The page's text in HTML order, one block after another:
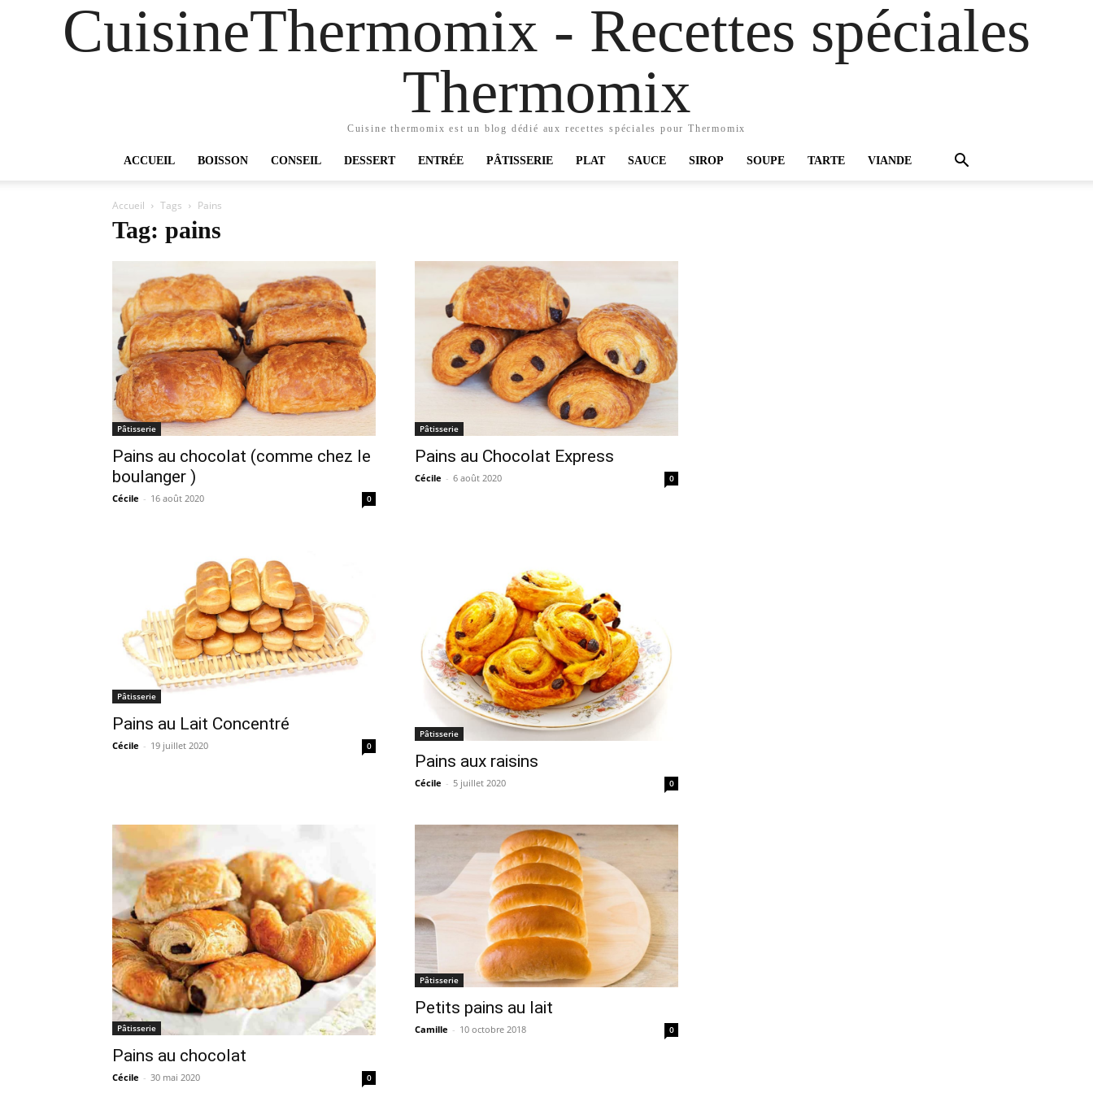
CuisineThermomix - Recettes spéciales
Thermomix
Cuisine thermomix est un blog dédié aux recettes spéciales pour Thermomix
ACCUEIL BOISSON CONSEIL DESSERT ENTRÉE PÂTISSERIE PLAT SAUCE SIROP SOUPE TARTE VIANDE
Accueil Tags Pains
Tag: pains
Pâtisserie
Pains au chocolat (comme chez le
boulanger )
Cécile - 16 août 2020 0
Pâtisserie
Pains au Chocolat Express
Cécile - 6 août 2020 0
Pâtisserie
Pains au Lait Concentré
Cécile - 19 juillet 2020 0
Pâtisserie
Pains aux raisins
Cécile - 5 juillet 2020 0
Pâtisserie
Pains au chocolat
Cécile - 30 mai 2020 0
Pâtisserie
Petits pains au lait
Camille - 10 octobre 2018 0